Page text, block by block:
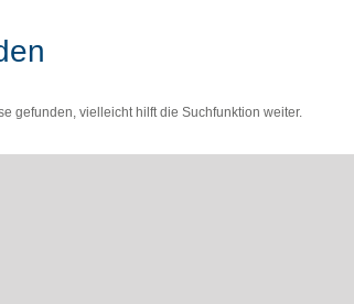
gefunden, vielleicht hilft die Suchfunktion weiter.